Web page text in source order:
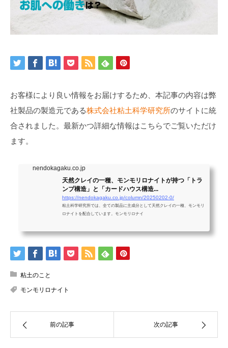
お客様により良い情報をお届けするため、本記事の内容は弊
社製品の製造元である株式会社粘土科学研究所のサイトに統
合されました。最新かつ詳細な情報はこちらでご覧いただけ
ます。
nendokagaku.co.jp
天然クレイの一種、モンモリロナイトが持つ「トラ
ンプ構造」と「カードハウス構造...
https://nendokagaku.co.jp/column/20250202-0/
粘土科学研究所では、全ての製品に主成分として天然クレイの一種、モンモリ
ロナイトを配合しています。モンモリロナイ
粘土のこと
モンモリロナイト
前の記事 次の記事